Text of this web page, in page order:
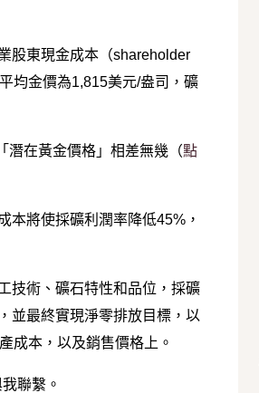
股東現金成本（shareholder
均金價為1,815美元/盎司，礦
潛在黃金價格」相差無幾（點
本將使採礦利潤率降低45%，
技術、礦石特性和品位，採礦
並最終實現淨零排放目標，以
成本，以及銷售價格上。
聯繫。